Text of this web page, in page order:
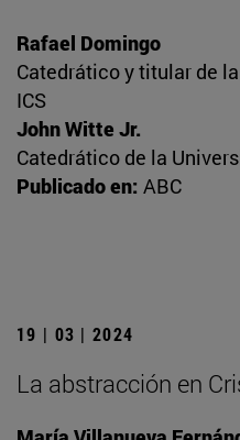
Rafael Domingo
Catedrático y titular de
ICS
John Witte Jr.
Catedrático de la
Publicado en: ABC
19 | 03 | 2024
La abstracción en